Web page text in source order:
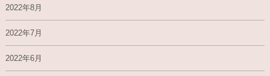
2022年8月
2022年7月
2022年6月